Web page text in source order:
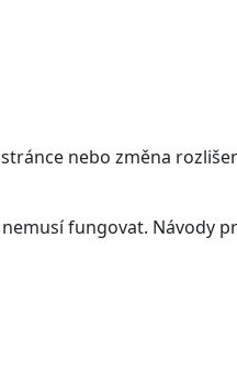
nebo změna
fungovat. Návody